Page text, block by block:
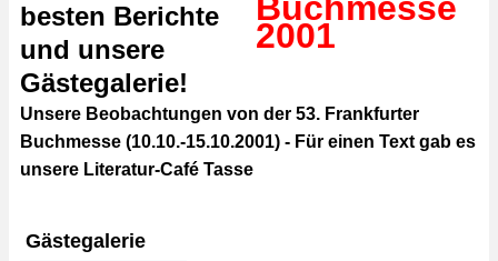
besten Berichte
und unsere
Gästegalerie!
Unsere Beobachtungen von der 53. Frankfurter
Buchmesse (10.10.-15.10.2001) - Für einen Text gab es
unsere Literatur-Café Tasse
Gästegalerie